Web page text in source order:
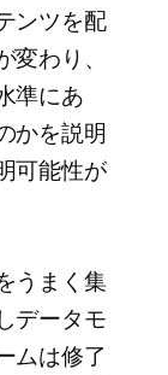
ンツを配
わり、
準にあ
かを説明
可能性が
うまく集
データモ
ムは修了